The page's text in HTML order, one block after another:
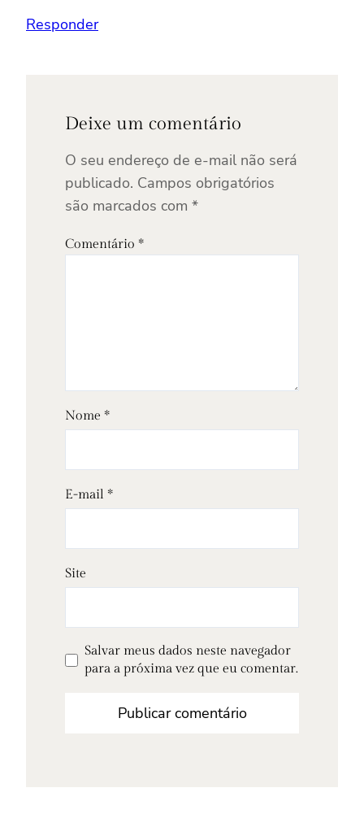
Responder
Deixe um comentário
O seu endereço de e-mail não será
publicado. Campos obrigatórios
são marcados com *
Comentário *
Nome *
E-mail *
Site
Salvar meus dados neste navegador
para a próxima vez que eu comentar.